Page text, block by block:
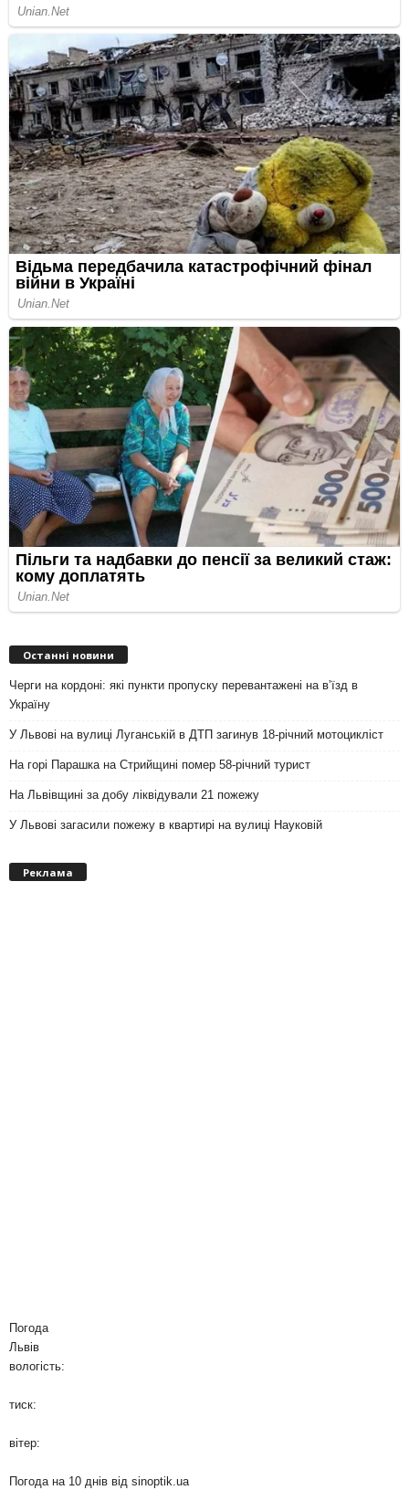
Останні новини
Черги на кордоні: які пункти пропуску перевантажені на вʼїзд в
Україну
У Львові на вулиці Луганській в ДТП загинув 18-річний мотоцикліст
На горі Парашка на Стрийщині помер 58-річний турист
На Львівщині за добу ліквідували 21 пожежу
У Львові загасили пожежу в квартирі на вулиці Науковій
Реклама
Погода
Львів
вологість:
тиск:
вітер:
Погода на 10 днів від sinoptik.ua